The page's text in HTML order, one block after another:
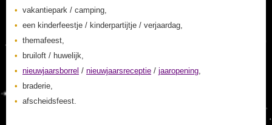
vakantiepark / camping,
een kinderfeestje / kinderpartijtje / verjaardag,
themafeest,
bruiloft / huwelijk,
nieuwjaarsborrel / nieuwjaarsreceptie / jaaropening,
braderie,
afscheidsfeest.